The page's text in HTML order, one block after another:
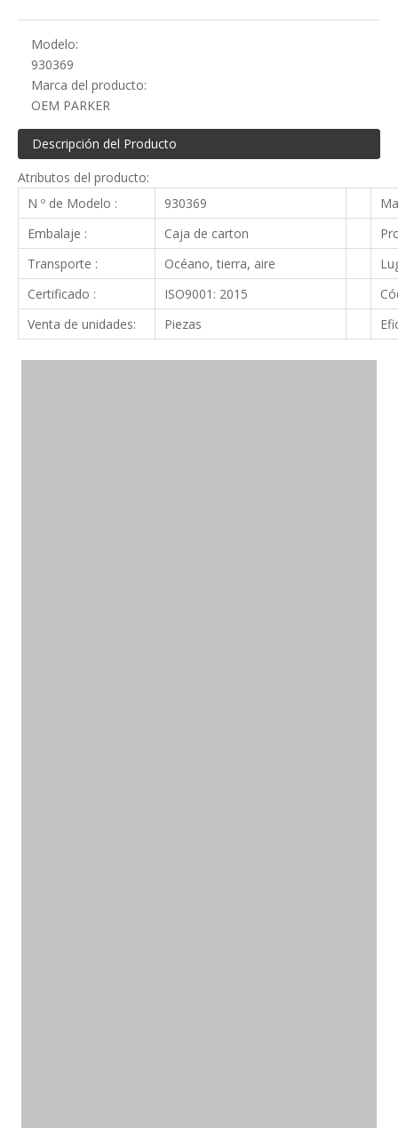
Modelo:
930369
Marca del producto:
OEM PARKER
Descripción del Producto
Atributos del producto:
N º de Modelo :
930369
Embalaje :
Caja de carton
Transporte :
Océano, tierra, aire
Certificado :
ISO9001: 2015
Venta de unidades:
Piezas